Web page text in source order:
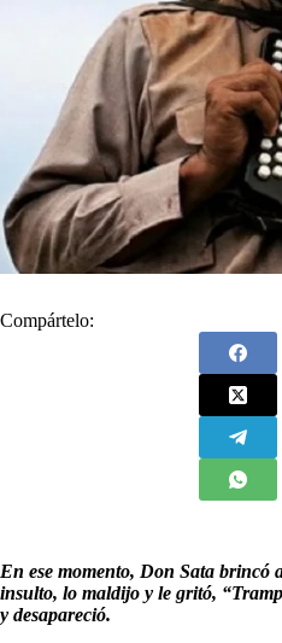
Compártelo:
En ese momento, Don Sata brincó
insulto, lo maldijo y le gritó,
y desapareció.